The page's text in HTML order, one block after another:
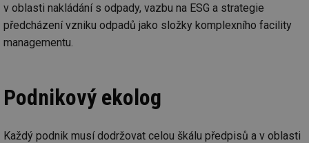
v oblasti nakládání s odpady, vazbu na ESG a strategie
předcházení vzniku odpadů jako složky komplexního facility
managementu.
Podnikový ekolog
Každý podnik musí dodržovat celou škálu předpisů a v oblasti